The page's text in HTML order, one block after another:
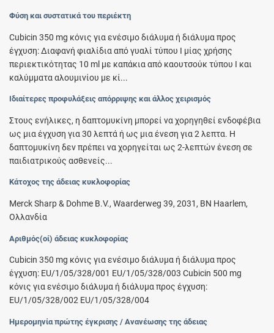
Φύση και συστατικά του περιέκτη
Cubicin 350 mg κόνις για ενέσιμο διάλυμα ή διάλυμα προς
έγχυση: Διαφανή φιαλίδια από γυαλί τύπου I μίας χρήσης
περιεκτικότητας 10 ml με καπάκια από καουτσούκ τύπου I και
καλύμματα αλουμινίου με κί...
Ιδιαίτερες προφυλάξεις απόρριψης και άλλος χειρισμός
Στους ενήλικες, η δαπτομυκίνη μπορεί να χορηγηθεί ενδοφέβια
ως μια έγχυση για 30 λεπτά ή ως μια ένεση για 2 λεπτα. Η
δαπτομυκίνη δεν πρέπει να χορηγείται ως 2-λεπτών ένεση σε
παιδιατρικούς ασθενείς...
Κάτοχος της άδειας κυκλοφορίας
Merck Sharp & Dohme B.V., Waarderweg 39, 2031, BN Haarlem,
Ολλανδία
Αριθμός(οί) άδειας κυκλοφορίας
Cubicin 350 mg κόνις για ενέσιμο διάλυμα ή διάλυμα προς
έγχυση: EU/1/05/328/001 EU/1/05/328/003 Cubicin 500 mg
κόνις για ενέσιμο διάλυμα ή διάλυμα προς έγχυση:
EU/1/05/328/002 EU/1/05/328/004
Ημερομηνία πρώτης έγκρισης / Ανανέωσης της άδειας